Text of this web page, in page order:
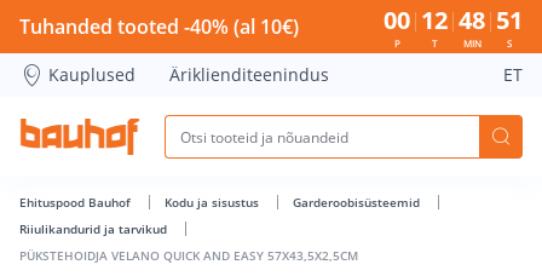
PÜKSTEHOIDJA VELANO QUICK AND EASY 57X43,5X2,5CM
Tuhanded tooted -40% (al 10€) 00
P
12
T
48
MIN
51
S
Kauplused Äriklienditeenindus ET
Ehituspood Bauhof Kodu ja sisustus
Garderoobisüsteemid
Riiulikandurid ja tarvikud
PÜKSTEHOIDJA VELANO QUICK AND EASY 57X43,5X2,5CM